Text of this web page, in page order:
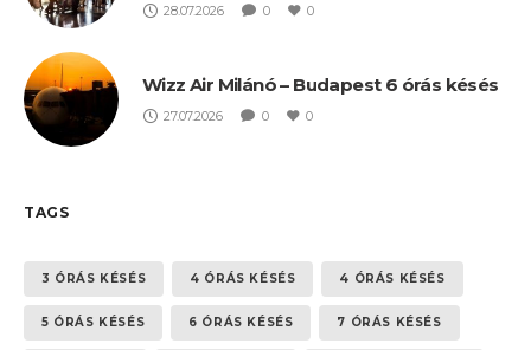
28.07.2026 0 0
Wizz Air Milánó – Budapest 6 órás késés
27.07.2026 0 0
TAGS
3 ÓRÁS KÉSÉS 4 ÓRÁS KÉSÉS 4 ÓRÁS KÉSÉS
5 ÓRÁS KÉSÉS 6 ÓRÁS KÉSÉS 7 ÓRÁS KÉSÉS